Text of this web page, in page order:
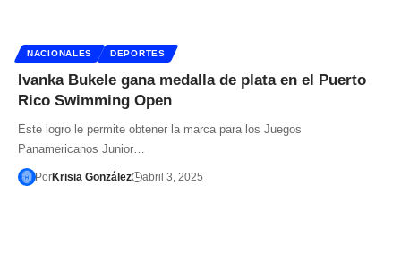
NACIONALES DEPORTES
Ivanka Bukele gana medalla de plata en el Puerto
Rico Swimming Open
Este logro le permite obtener la marca para los Juegos
Panamericanos Junior…
PorKrisia González abril 3, 2025